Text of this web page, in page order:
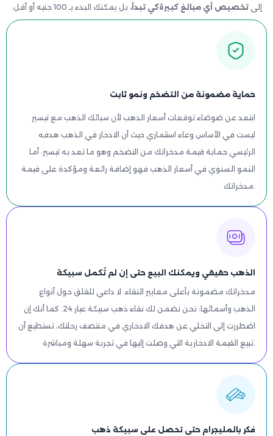
إلىتخصيص أي مبالغ كبيرةكي تبدأ، بل يمكنك البدء بـ 100 جنيه أو أقل.
حماية مضمونة من التضخم ونمو ثابت
ابتعد عن ضوضاء توقعات أسعار الذهب لأن سبائك الذهب مع تيسير
ليست في الأساس وعاء استثماري حيث أن الادخار في الذهب هدفه
الرئيسي حماية قيمة مدخراتك من التضخم وهو ما تعد به تيسير. أما
النمو السنوي في أسعار الذهب فهو إضافة رائعة ومؤكدة على قيمة
مدخراتك.
الذهب حقيقي ويمكنك البيع حتى إن لم تُكمل سبيكة
مدخراتك مضمونة بأعلى معايير النقاء. لا داعي للقلق حول أنواع
الذهب وأسمائها: نحن نضمن لك نقاء ذهب سبيكة عيار 24. كما أنك إن
اضطررت إلى التخلي عن هدفك الادخاري في منتصف رحلتك، تستطيع أن
تبيع القيمة الادخارية التي وصلت إليها في تجربة سهلة ومباشرة.
فكر بالمليجرام حتى تحصل على سبيكة ذهب